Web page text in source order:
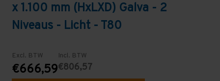
x 1.100 mm (HxLXD) Galva - 2
Niveaus - Licht - T80
Excl. BTW
€666,59
Incl. BTW
€806,57